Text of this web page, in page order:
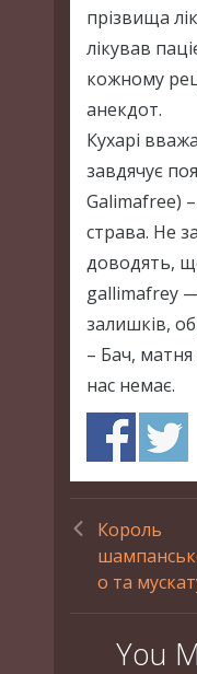
прізвища
лікував
кожному
анекдот.
Кухарі
завдячує
Galimafree)
страва. Не
доводять,
gallimafrey —
залишків,
– Бач, матня
нас немає.
Король
о та
You